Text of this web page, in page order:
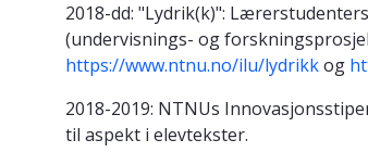
2018-dd: "Lydrik(k)":
(undervisnings- og
https://www.ntnu.no/ilu/lydrikkog
2018-2019: NTNUs
til aspekt i elevtekster.